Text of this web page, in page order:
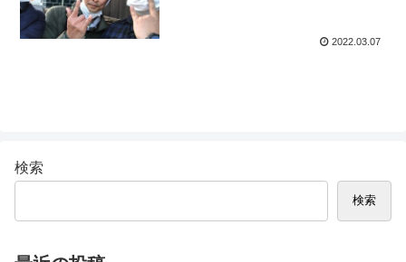
2022.03.07
検索
検索